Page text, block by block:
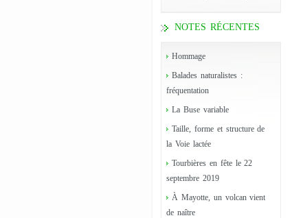
NOTES RÉCENTES
Hommage
Balades naturalistes :
fréquentation
La Buse variable
Taille, forme et structure de
la Voie lactée
Tourbières en fête le 22
septembre 2019
À Mayotte, un volcan vient
de naître